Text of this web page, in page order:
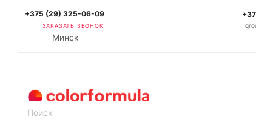
+375 (29) 325-06-09
ЗАКАЗАТЬ ЗВОНОК
Минск